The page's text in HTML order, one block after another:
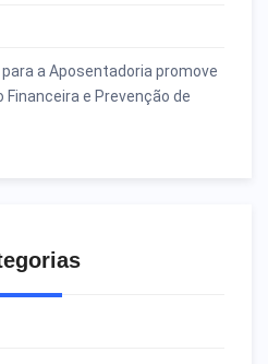
a Aposentadoria promove
e Prevenção de